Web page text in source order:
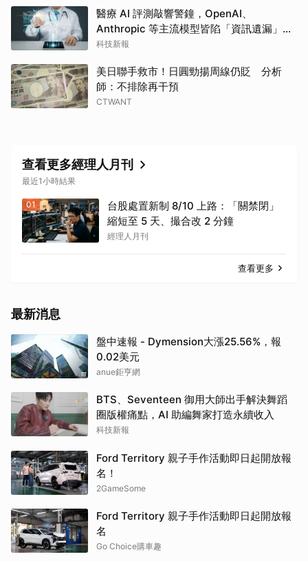
醫療 AI 評測敲響警鐘，OpenAI、
Anthropic 等主流模型皆陷「資訊遺漏」盲
點
科技新報
美日聯手救市！日圓勁揚周線仍貶 分析
師：不排除再干預
CTWANT
查看更多經理人月刊
最近1小時結果
01
台股處置新制 8/10 上路：「關禁閉」
縮短至 5 天、撮合改 2 分鐘
經理人月刊
查看更多
最新消息
盤中速報 - Dymension大漲25.56%，報
0.02美元
anue鉅亨網
BTS、Seventeen 御用大師出手解決舞蹈
圈版權痛點，AI 助編舞家打造永續收入
科技新報
Ford Territory 親子手作活動即日起開放報
名！
2GameSome
Ford Territory 親子手作活動即日起開放報
名
Go Choice購車趣